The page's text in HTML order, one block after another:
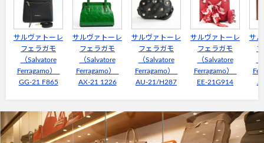
サルヴァトーレ
フェラガモ
（Salvatore
Ferragamo）
GG-21 F865
サルヴァトーレ
フェラガモ
（Salvatore
Ferragamo）
AX-21 1226
サルヴァトーレ
フェラガモ
（Salvatore
Ferragamo）
AU-21/H287
サルヴァトーレ
フェラガモ
（Salvatore
Ferragamo）
EE-21G914
サ